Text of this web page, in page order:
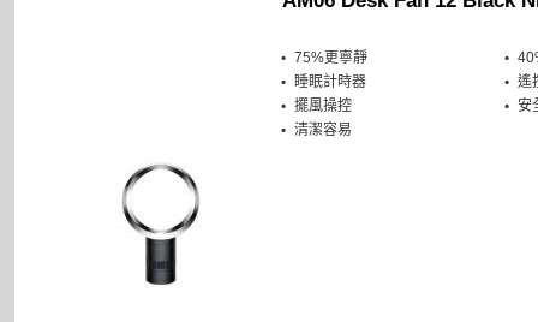
75%更寧靜
睡眠計時器
擺風操控
清潔容易
遙
安